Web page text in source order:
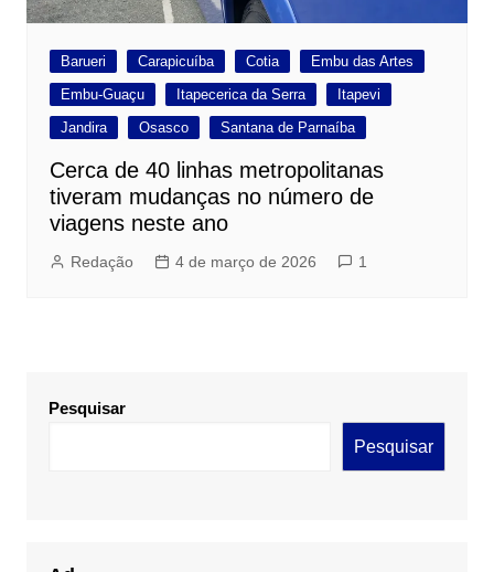
Barueri Carapicuíba Cotia
Embu das Artes
Embu-Guaçu
Itapecerica da Serra
Itapevi
Jandira
Osasco Santana de Parnaíba
Cerca de 40 linhas metropolitanas
tiveram mudanças no número de
viagens neste ano
Redação 4 de março de 2026 1
Pesquisar
Pesquisar